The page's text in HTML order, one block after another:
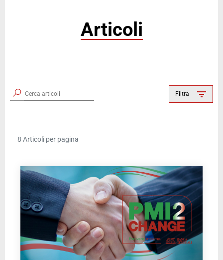
il
podcast
Articoli
Filtra
Menu
8 Articoli per pagina